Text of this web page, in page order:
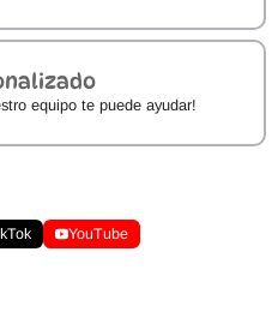
equipo te puede ayudar!
YouTube